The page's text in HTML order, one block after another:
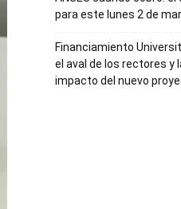
para este lunes 2 de
Financiamiento
el aval de los rectores y
impacto del nuevo